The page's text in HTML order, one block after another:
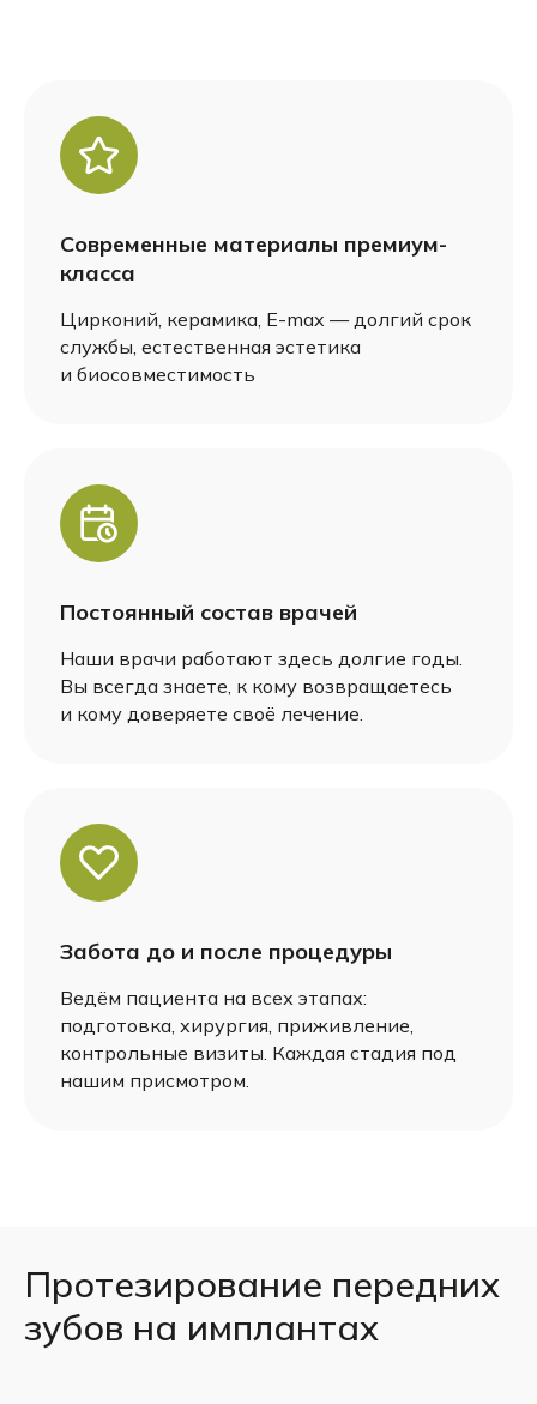
Современные материалы премиум-
класса
Цирконий, керамика, E-max — долгий срок
службы, естественная эстетика
и биосовместимость
Постоянный состав врачей
Наши врачи работают здесь долгие годы.
Вы всегда знаете, к кому возвращаетесь
и кому доверяете своё лечение.
Забота до и после процедуры
Ведём пациента на всех этапах:
подготовка, хирургия, приживление,
контрольные визиты. Каждая стадия под
нашим присмотром.
Протезирование передних
зубов на имплантах